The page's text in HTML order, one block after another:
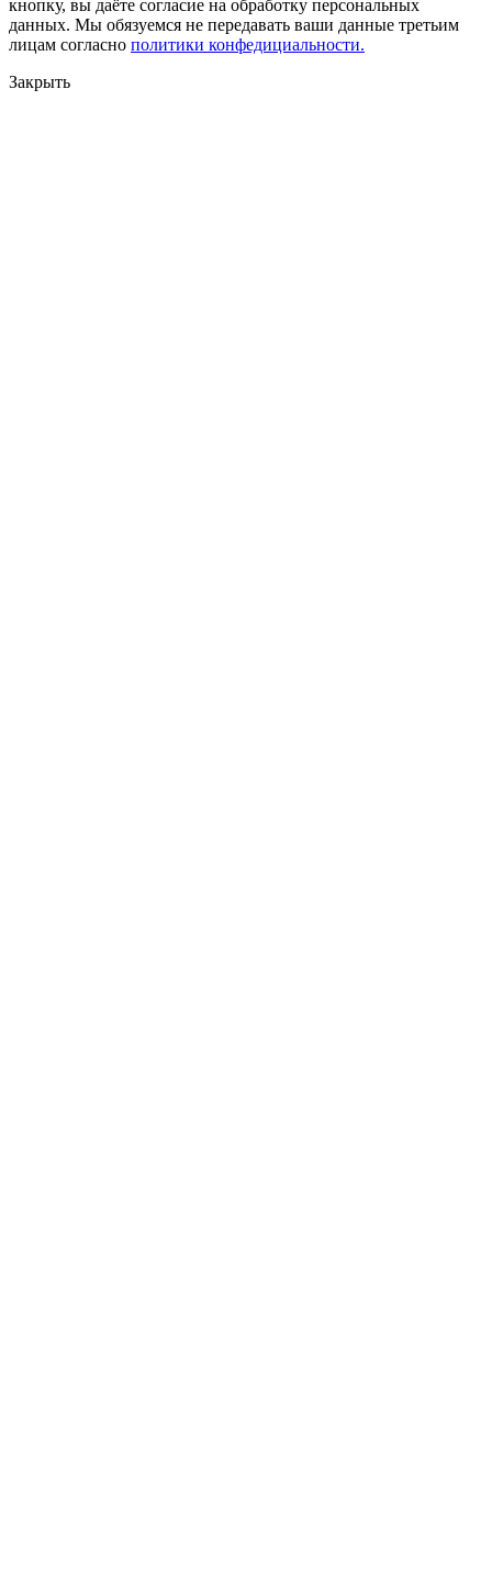
кнопку, вы даёте согласие на обработку персональных
данных. Мы обязуемся не передавать ваши данные третьим
лицам согласно политики конфедициальности.
Закрыть